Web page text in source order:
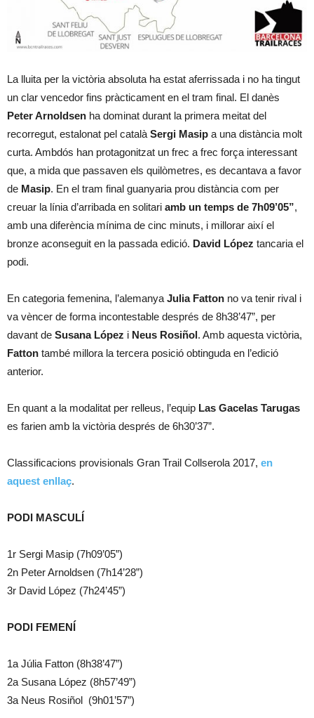
La lluita per la victòria absoluta ha estat aferrissada i no ha tingut
un clar vencedor fins pràcticament en el tram final. El danès
Peter Arnoldsen ha dominat durant la primera meitat del
recorregut, estalonat pel català Sergi Masip a una distància molt
curta. Ambdós han protagonitzat un frec a frec força interessant
que, a mida que passaven els quilòmetres, es decantava a favor
de Masip. En el tram final guanyaria prou distància com per
creuar la línia d’arribada en solitari amb un temps de 7h09’05”,
amb una diferència mínima de cinc minuts, i millorar així el
bronze aconseguit en la passada edició. David López tancaria el
podi.
En categoria femenina, l’alemanya Julia Fatton no va tenir rival i
va vèncer de forma incontestable després de 8h38’47”, per
davant de Susana López i Neus Rosiñol. Amb aquesta victòria,
Fatton també millora la tercera posició obtinguda en l’edició
anterior.
En quant a la modalitat per relleus, l’equip Las Gacelas Tarugas
es farien amb la victòria després de 6h30’37”.
Classificacions provisionals Gran Trail Collserola 2017, en
aquest enllaç.
PODI MASCULÍ
1r Sergi Masip (7h09’05”)
2n Peter Arnoldsen (7h14’28”)
3r David López (7h24’45”)
PODI FEMENÍ
1a Júlia Fatton (8h38’47”)
2a Susana López (8h57’49”)
3a Neus Rosiñol (9h01’57”)